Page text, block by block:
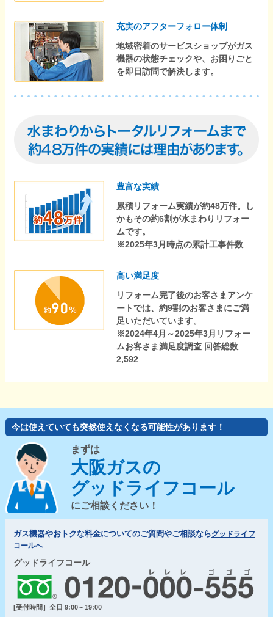
充実のアフターフォロー体制
地域密着のサービスショップがガス
機器の状態チェックや、お困りごと
を即日訪問で解決します。
豊富な実績
累積リフォーム実績が約48万件。し
かもその約6割が水まわりリフォー
ムです。
※2025年3月時点の累計工事件数
高い満足度
リフォーム完了後のお客さまアンケ
ートでは、約9割のお客さまにご満
足いただいています。
※2024年4月～2025年3月リフォー
ムお客さま満足度調査 回答総数
2,592
今は使えていても突然使えなくなる可能性があります！
まずは
大阪ガスの
グッドライフコール
にご相談ください！
ガス機器やおトクな料金についてのご質問やご相談ならグッドライフ
コールへ
グッドライフコール
[受付時間］全日 9:00～19:00